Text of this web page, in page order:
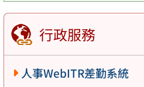
行政服務
人事WebITR差勤系統